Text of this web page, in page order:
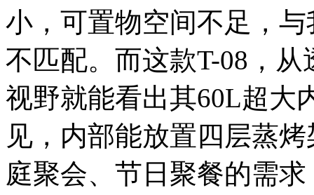
小，可置物空间不足，
不匹配。而这款T-08，
视野就能看出其60L超大
见，内部能放置四层蒸
庭聚会、节日聚餐的需